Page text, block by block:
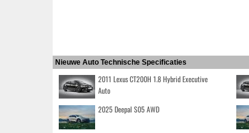
Nieuwe Auto Technische Specificaties
2011 Lexus CT200H 1.8 Hybrid Executive
Auto
2025 Deepal S05 AWD